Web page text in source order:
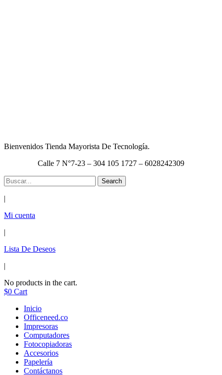
Bienvenidos Tienda Mayorista De Tecnología.
Calle 7 N°7-23 – 304 105 1727 – 6028242309
Search
|
Mi cuenta
|
Lista De Deseos
|
No products in the cart.
$0 Cart
Inicio
Officeneed.co
Impresoras
Computadores
Fotocopiadoras
Accesorios
Papelería
Contáctanos